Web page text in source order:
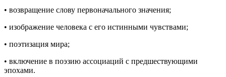
• возвращение слову первоначального значения;
• изображение человека с его истинными чувствами;
• поэтизация мира;
• включение в поэзию ассоциаций с предшествующими
эпохами.